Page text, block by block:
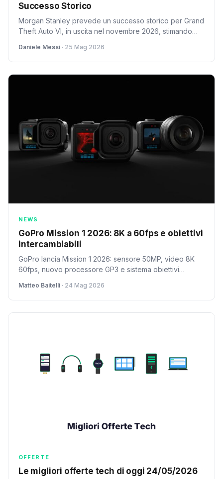
Successo Storico
Morgan Stanley prevede un successo storico per Grand
Theft Auto VI, in uscita nel novembre 2026, stimando
Daniele Messi · 25 Mag 2026
NEWS
GoPro Mission 1 2026: 8K a 60fps e obiettivi
intercambiabili
GoPro lancia Mission 1 2026: sensore 50MP, video 8K
60fps, nuovo processore GP3 e sistema obiettivi
è lanciata.
Matteo Baitelli · 24 Mag 2026
OFFERTE
Le migliori offerte tech di oggi 24/05/2026